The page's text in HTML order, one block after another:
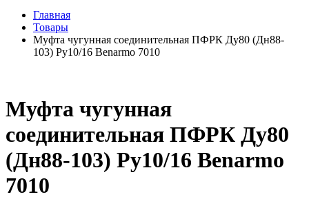
Главная
Товары
Муфта чугунная соединительная ПФРК Ду80 (Дн88-
103) Ру10/16 Benarmo 7010
Муфта чугунная
соединительная ПФРК Ду80
(Дн88-103) Ру10/16 Benarmo
7010